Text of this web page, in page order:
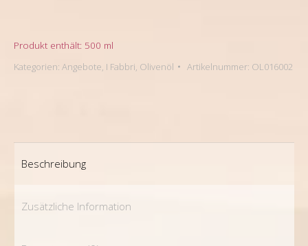
Produkt enthält: 500 ml
Kategorien: Angebote, I Fabbri, Olivenöl Artikelnummer: OL016002
Beschreibung
Zusätzliche Information